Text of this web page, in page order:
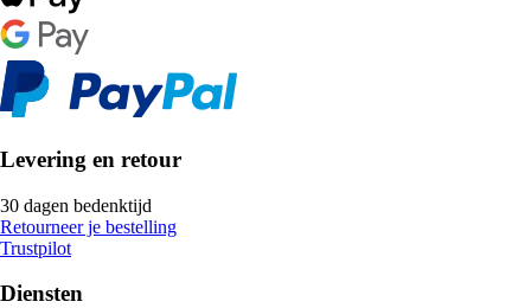
Levering en retour
30 dagen bedenktijd
Retourneer je bestelling
Trustpilot
Diensten